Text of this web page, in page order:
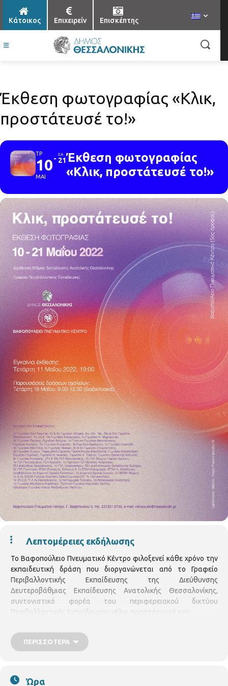
Κάτοικος Επιχειρείν Επισκέπτης
Έκθεση φωτογραφίας «Κλικ,
προστάτευσέ το!»
ΤΡ
10
ΜΑΙ
ΣΑ
21Έκθεση φωτογραφίας
«Κλικ, προστάτευσέ το!»
Λεπτομέρειες εκδήλωσης
Το Βαφοπούλειο Πνευματικό Κέντρο φιλοξενεί κάθε χρόνο την
εκπαιδευτική δράση που διοργανώνεται από το Γραφείο
Περιβαλλοντικής Εκπαίδευσης της Διεύθυνσης
Δευτεροβάθμιας Εκπαίδευσης Ανατολικής Θεσσαλονίκης,
συντονιστικό φορέα του περιφερειακού δικτύου
Περιβαλλοντικής Εκπαίδευσης «Κλικ, προστάτευσέ το!».
Εκπαίδευσης της Κεντρικής Μακεδονίας που λειτουργεί από το
2014, στα οποία, ένας ή περισσότεροι εκπαιδευτικοί
την τέχνη της φωτογραφίας.
ΠΕΡΙΣΣΌΤΕΡΑ
Ώρα